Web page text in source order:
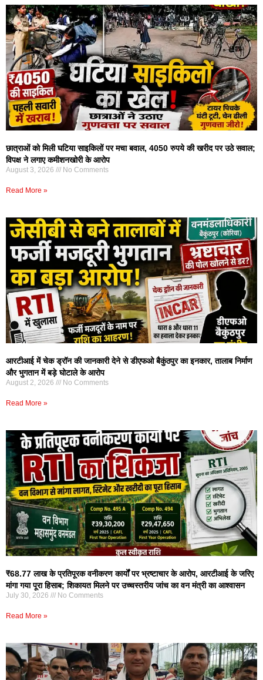
छात्राओं को मिली घटिया साइकिलों पर मचा बवाल, 4050 रुपये की खरीद पर उठे सवाल;
विपक्ष ने लगाए कमीशनखोरी के आरोप
August 3, 2026 No Comments
Read More »
आरटीआई में चेक ड्रॉन की जानकारी देने से डीएफओ बैकुंठपुर का इनकार, तालाब निर्माण
और भुगतान में बड़े घोटाले के आरोप
August 2, 2026 No Comments
Read More »
₹68.77 लाख के प्रतिपूरक वनीकरण कार्यों पर भ्रष्टाचार के आरोप, आरटीआई के जरिए
मांगा गया पूरा हिसाब; शिकायत मिलने पर उच्चस्तरीय जांच का वन मंत्री का आश्वासन
July 30, 2026 No Comments
Read More »